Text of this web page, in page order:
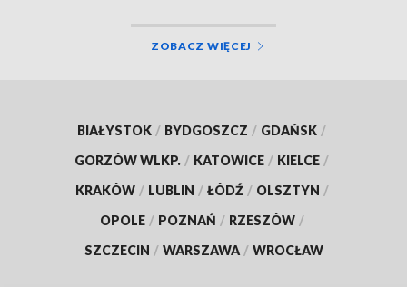
ZOBACZ WIĘCEJ
BIAŁYSTOK / BYDGOSZCZ / GDAŃSK /
GORZÓW WLKP. / KATOWICE / KIELCE /
KRAKÓW / LUBLIN / ŁÓDŹ / OLSZTYN /
OPOLE / POZNAŃ / RZESZÓW /
SZCZECIN / WARSZAWA / WROCŁAW